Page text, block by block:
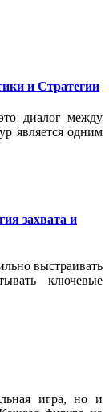
и Стратегии
диалог между
является одним
захвата и
выстраивать
ключевые
игра, но и